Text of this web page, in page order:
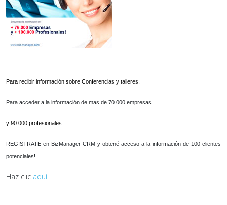
Para recibir información sobre Conferencias y talleres.
Para acceder a la información de mas de 70.000 empresas
y 90.000 profesionales.
REGISTRATE en BizManager CRM y obtené acceso a la información de 100 clientes
potenciales!
Haz clic aquí.